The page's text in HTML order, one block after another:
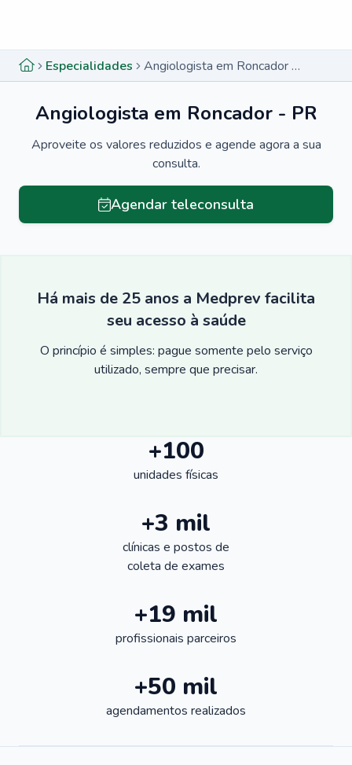
Especialidades Angiologista em Roncador - PR
Angiologista em Roncador - PR
Aproveite os valores reduzidos e agende agora a sua
consulta.
Agendar teleconsulta
Há mais de 25 anos a Medprev facilita
seu acesso à saúde
O princípio é simples: pague somente pelo serviço
utilizado, sempre que precisar.
+100
unidades físicas
+3 mil
clínicas e postos de
coleta de exames
+19 mil
profissionais parceiros
+50 mil
agendamentos realizados